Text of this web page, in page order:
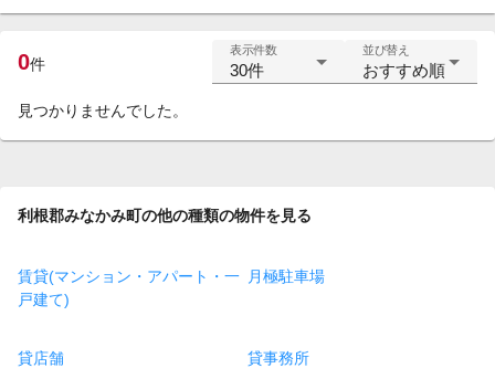
0件
表示件数
30件
並び替え
おすすめ順
見つかりませんでした。
利根郡みなかみ町の他の種類の物件を見る
賃貸(マンション・アパート・一
戸建て)
月極駐車場
貸店舗 貸事務所